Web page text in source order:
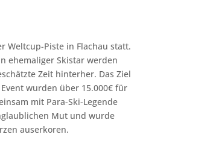
Weltcup-Piste in Flachau statt.
ehemaliger Skistar werden
Zeit hinterher. Das Ziel
wurden über 15.000€ für
mit Para-Ski-Legende
Mut und wurde
auserkoren.